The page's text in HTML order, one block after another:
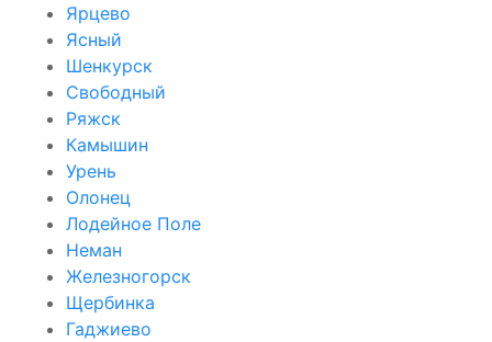
Ярцево
Ясный
Шенкурск
Свободный
Ряжск
Камышин
Урень
Олонец
Лодейное Поле
Неман
Железногорск
Щербинка
Гаджиево